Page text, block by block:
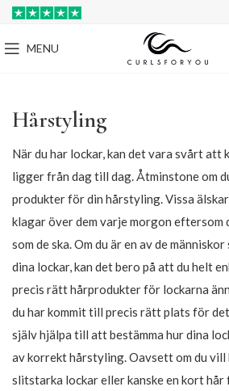
MENU
Hårstyling
När du har lockar, kan det vara svårt
ligger från dag till dag. Åtminstone om
produkter för din hårstyling. Vissa
klagar över dem varje morgon eftersom
som de ska. Om du är en av de
dina lockar, kan det bero på att du helt
precis rätt hårprodukter för lockarna
du har kommit till precis rätt plats för
själv hjälpa till att bestämma hur dina
av korrekt hårstyling. Oavsett om du vill
slitstarka lockar eller kanske en kort hår